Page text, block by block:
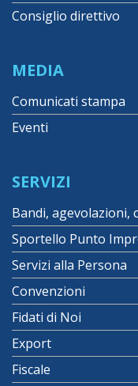
Consiglio direttivo
MEDIA
Comunicati stampa
Eventi
SERVIZI
Bandi, agevolazioni,
Sportello Punto
Servizi alla Persona
Convenzioni
Fidati di Noi
Export
Fiscale